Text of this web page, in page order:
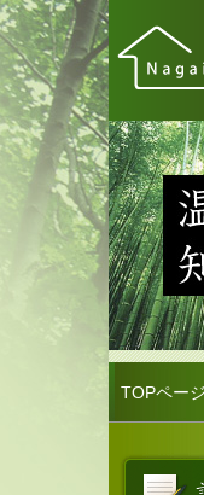
TOPペー